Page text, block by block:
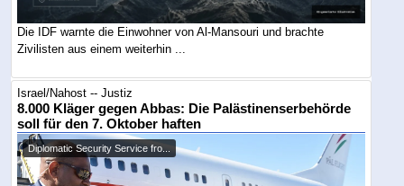
Die IDF warnte die Einwohner von Al-Mansouri und brachte
Zivilisten aus einem weiterhin ...
Israel/Nahost -- Justiz
8.000 Kläger gegen Abbas: Die Palästinenserbehörde
soll für den 7. Oktober haften
Diplomatic Security Service fro...